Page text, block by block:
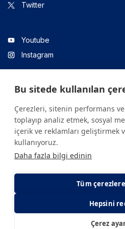
Twitter
Youtube
Instagram
Linkedin
Sitede yer alan tüm içerikler
Sağlığınızla ilgili sorularınız için
kuruluşuna başvurunuz.
Gizlilik ve Çerez Politikası KVKK
Bu sitede kullanılan
Çerezleri, sitenin performans ve
toplayıp analiz etmek, sosyal
içerik ve reklamları geliştirmek
kullanıyoruz.
Daha fazla bilgi edinin
Tüm
Hepsini
Çerez